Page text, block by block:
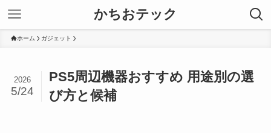
かちおテック
ホーム ガジェット
PS5周辺機器おすすめ 用途別の選
び方と候補
2026
5/24